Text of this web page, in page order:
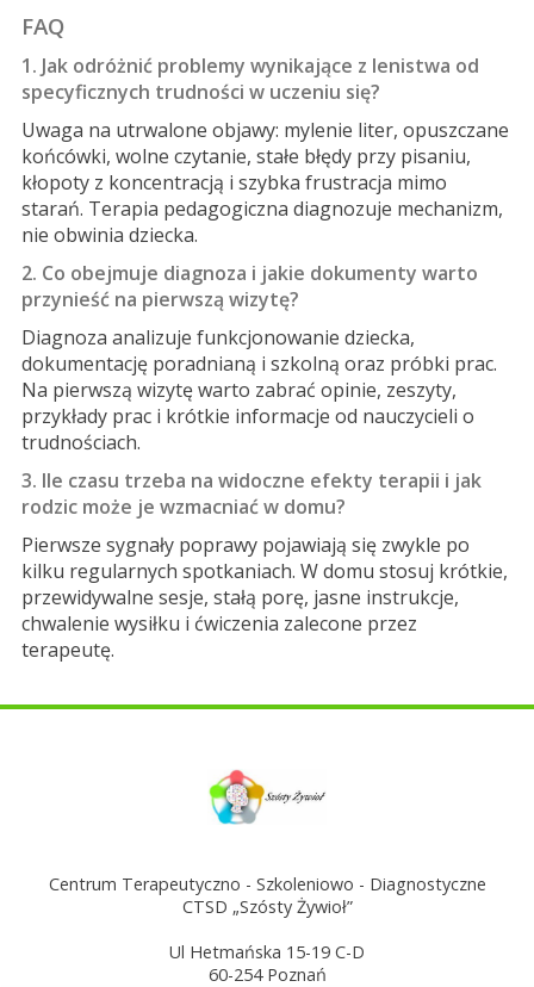
FAQ
1. Jak odróżnić problemy wynikające z lenistwa od
specyficznych trudności w uczeniu się?
Uwaga na utrwalone objawy: mylenie liter, opuszczane
końcówki, wolne czytanie, stałe błędy przy pisaniu,
kłopoty z koncentracją i szybka frustracja mimo
starań. Terapia pedagogiczna diagnozuje mechanizm,
nie obwinia dziecka.
2. Co obejmuje diagnoza i jakie dokumenty warto
przynieść na pierwszą wizytę?
Diagnoza analizuje funkcjonowanie dziecka,
dokumentację poradnianą i szkolną oraz próbki prac.
Na pierwszą wizytę warto zabrać opinie, zeszyty,
przykłady prac i krótkie informacje od nauczycieli o
trudnościach.
3. Ile czasu trzeba na widoczne efekty terapii i jak
rodzic może je wzmacniać w domu?
Pierwsze sygnały poprawy pojawiają się zwykle po
kilku regularnych spotkaniach. W domu stosuj krótkie,
przewidywalne sesje, stałą porę, jasne instrukcje,
chwalenie wysiłku i ćwiczenia zalecone przez
terapeutę.
Centrum Terapeutyczno - Szkoleniowo - Diagnostyczne
CTSD „Szósty Żywioł”
Ul Hetmańska 15-19 C-D
60-254 Poznań